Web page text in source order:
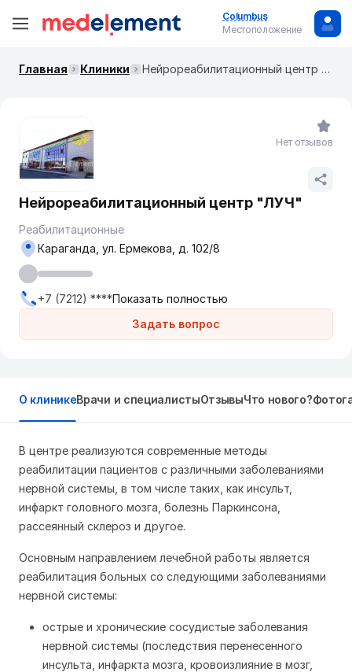
Columbus
Местоположение
Главная Клиники Нейрореабилитационный центр "ЛУЧ"
Нейрореабилитационный центр "ЛУЧ"
Реабилитационные
Задать вопрос
Караганда, ул. Ермекова, д. 102/8
+7 (7212) ****Показать полностью
Нет отзывов
О клиникеВрачи и специалистыОтзывыЧто нового?
В центре реализуются современные методы
реабилитации пациентов с различными заболеваниями
нервной системы, в том числе таких, как инсульт,
инфаркт головного мозга, болезнь Паркинсона,
рассеянный склероз и другое.
Основным направлением лечебной работы является
реабилитация больных со следующими заболеваниями
нервной системы:
острые и хронические сосудистые заболевания
нервной системы (последствия перенесенного
инсульта, инфаркта мозга, кровоизлияние в мозг,